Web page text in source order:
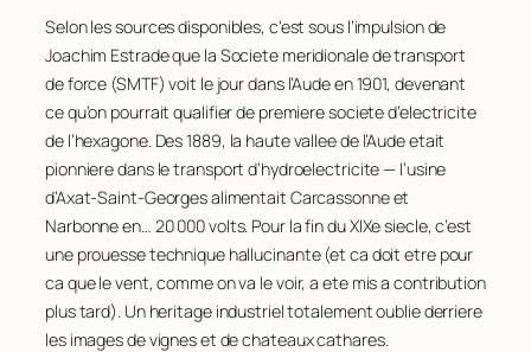
Selon les sources disponibles, c’est sous l’impulsion de
Joachim Estrade que la Societe meridionale de transport
de force (SMTF) voit le jour dans l’Aude en 1901, devenant
ce qu’on pourrait qualifier de premiere societe d’electricite
de l’hexagone. Des 1889, la haute vallee de l’Aude etait
pionniere dans le transport d’hydroelectricite — l’usine
d’Axat-Saint-Georges alimentait Carcassonne et
Narbonne en… 20 000 volts. Pour la fin du XIXe siecle, c’est
une prouesse technique hallucinante (et ca doit etre pour
ca que le vent, comme on va le voir, a ete mis a contribution
plus tard). Un heritage industriel totalement oublie derriere
les images de vignes et de chateaux cathares.